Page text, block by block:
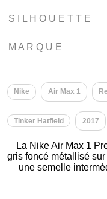
S I L H O U E T T E
M A R Q U E
Nike Air Max 1
Tinker Hatfield 2017
La Nike Air Max 1
gris foncé métallisé
une semelle